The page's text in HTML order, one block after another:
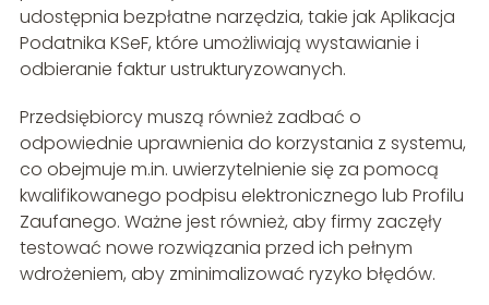
udostępnia bezpłatne narzędzia, takie jak Aplikacja
Podatnika KSeF, które umożliwiają wystawianie i
odbieranie faktur ustrukturyzowanych.
Przedsiębiorcy muszą również zadbać o
odpowiednie uprawnienia do korzystania z systemu,
co obejmuje m.in. uwierzytelnienie się za pomocą
kwalifikowanego podpisu elektronicznego lub Profilu
Zaufanego. Ważne jest również, aby firmy zaczęły
testować nowe rozwiązania przed ich pełnym
wdrożeniem, aby zminimalizować ryzyko błędów.